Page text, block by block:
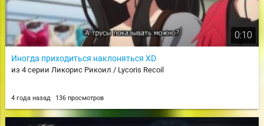
0:10
Иногда приходиться наклоняться XD
из 4 серии Ликорис Рикоил / Lycoris Recoil
4 года назад 136 просмотров